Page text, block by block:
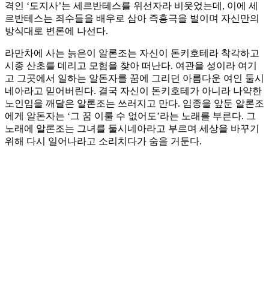
격인 ‘도지사’는 세르반테스를 위선자라 비웃었는데, 이에 세
르반테스는 죄수들을 배우로 삼아 즉흥극을 벌이며 자신만의
방식대로 변론에 나선다.
라만차에 사는 늙은이 알론조는 자신이 돈키호테라 착각하고
시종 산초를 데리고 모험을 찾아 떠난다. 여관을 성이라 여기
고 그곳에서 일하는 알돈자를 꿈에 그리던 아름다운 여인 둘시
네아라고 믿어버린다. 결국 자신이 돈키호테가 아니라 나약한
노인임을 깨달은 알론조는 쓰러지고 만다. 임종을 앞둔 알론조
에게 알돈자는 ‘그 꿈 이룰 수 없어도’라는 노래를 부른다. 그
노래에 알론조는 그녀를 둘시네아라고 부르며 세상을 바꾸기
위해 다시 일어나라고 소리치다가 숨을 거둔다.